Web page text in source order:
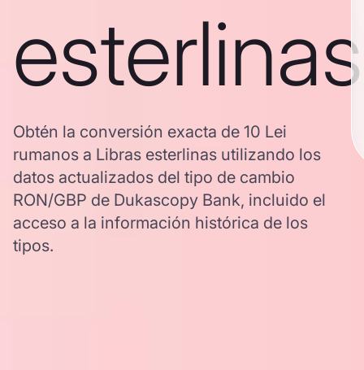
esterlinas
Obtén la conversión exacta de 10 Lei
rumanos a Libras esterlinas utilizando los
datos actualizados del tipo de cambio
RON/GBP de Dukascopy Bank, incluido el
acceso a la información histórica de los
tipos.